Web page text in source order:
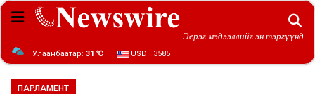
Эерэг мэдээллийг эн тэргүүнд
Улаанбаатар: 31 ℃ USD | 3585
ПАРЛАМЕНТ